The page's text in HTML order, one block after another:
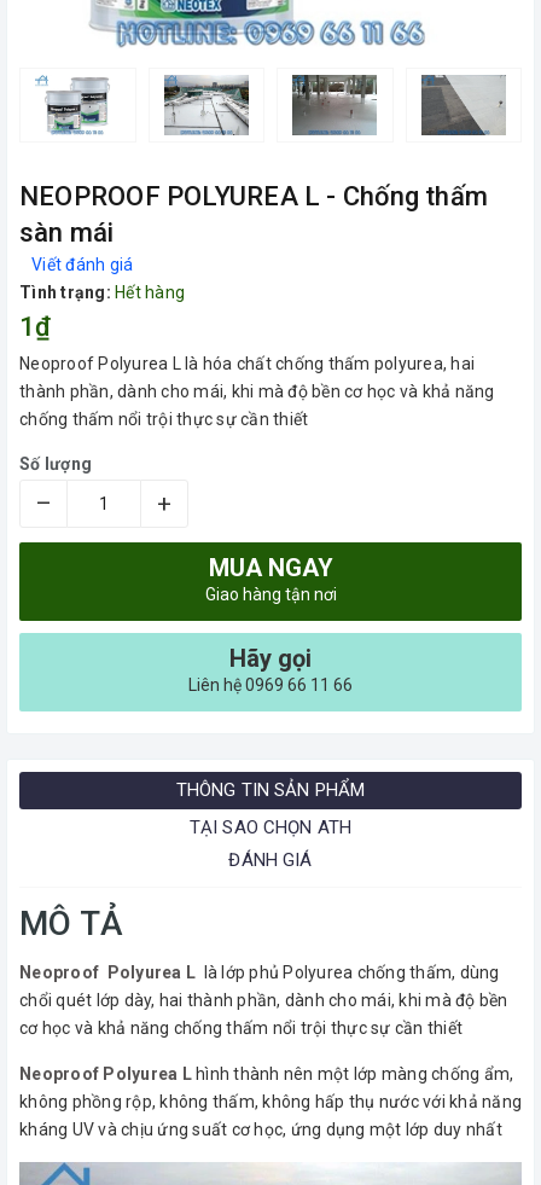
NEOPROOF POLYUREA L - Chống thấm
sàn mái
Viết đánh giá
Tình trạng: Hết hàng
1₫
Neoproof Polyurea L là hóa chất chống thấm polyurea, hai
thành phần, dành cho mái, khi mà độ bền cơ học và khả năng
chống thấm nổi trội thực sự cần thiết
Số lượng
– +
MUA NGAY
Giao hàng tận nơi
Hãy gọi
Liên hệ 0969 66 11 66
THÔNG TIN SẢN PHẨM
TẠI SAO CHỌN ATH
ĐÁNH GIÁ
MÔ TẢ
Neoproof Polyurea L là lớp phủ Polyurea chống thấm, dùng
chổi quét lớp dày, hai thành phần, dành cho mái, khi mà độ bền
cơ học và khả năng chống thấm nổi trội thực sự cần thiết
Neoproof Polyurea Lhình thành nên một lớp màng chống ẩm,
không phồng rộp, không thấm, không hấp thụ nước với khả năng
kháng UV và chịu ứng suất cơ học, ứng dụng một lớp duy nhất